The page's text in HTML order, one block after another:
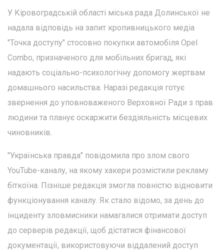
У Кіровоградській області міська рада Долинської не
надала відповідь на запит кропивницького медіа
"Точка доступу" стосовно покупки автомобіля Opel
Combo, призначеного для мобільних бригад, які
надають соціально-психологічну допомогу жертвам
домашнього насильства. Наразі редакція готує
звернення до уповноваженого Верховної Ради з прав
людини та планує оскаржити бездіяльність місцевих
чиновників.
"Українська правда" повідомила про злом свого
YouTube-каналу, на якому хакери розмістили рекламу
біткоїна. Пізніше редакція змогла повністю відновити
функціонування каналу. Як стало відомо, за день до
інциденту зловмисники намагалися отримати доступ
до серверів редакції, щоб дістатися фінансової
документації, використовуючи віддалений доступ